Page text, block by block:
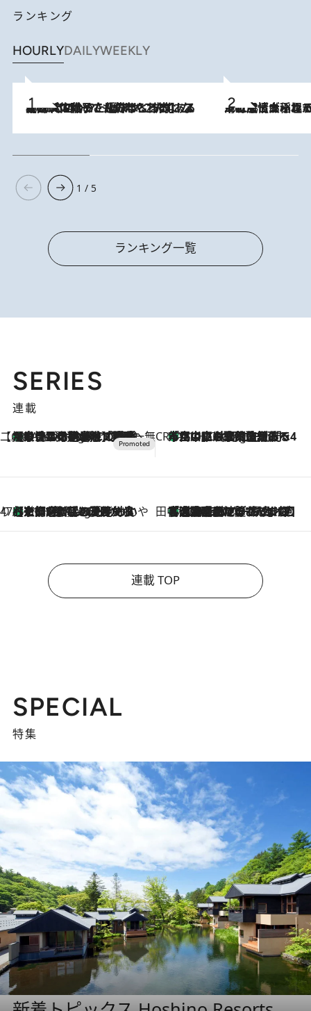
ランキング
HOURLYDAILYWEEKLY
2026.8.5
【阿川佐和子さんの年とる力】なぜ70代で始めた趣味は“こんなに楽しい”のか？ ピアノ、俳句…スランプに陥っても続けられる“ある秘訣”とは 2026.8.5
下町風情あふれる台北屈指の人気エリア・大稲埕でセンスのいい台湾土産《ヴ
1 / 5
ランキング一覧
SERIES
連載
【CREA×星野リゾート】唯一無二。癒しと発見が待つ場所へ
9 Hours Ago
【トンボの足水浴】ヒノキの香りに包まれて涼感マックス！約13℃の湧水かけ流しを避暑地「星野温泉 トンボの湯」で体験 CREA'S CHOICE
11 Hours Ago
「立川にも歌舞伎があるんだよ」 片岡仁左衛門・市川中車ら豪華座組みで4年目の立川立飛歌舞伎へ
47都道府県の手みやげ ひんやりスイーツで夏を満喫
11 Hours Ago
【京都府】この夏絶対食べたい 冷やしておいしいおやつ3選 ひと口目から心を掴む新緑のテリーヌ 田中稲の勝手に再ブーム
2026.8.7
「湘南乃風に憧れて」観客大盛上がりの“タオル回し”に、ラッパー顔負けの高速歌唱まで…さだまさし（74）のアグレッシブすぎる現在地
連載 TOP
SPECIAL
特集